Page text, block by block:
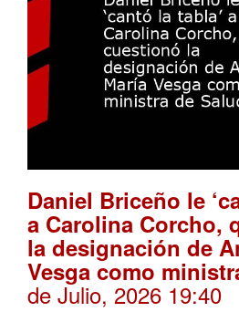
Daniel Briceño le
a Carolina Corcho,
la designación de
Vesga como
de Julio, 2026 19:40